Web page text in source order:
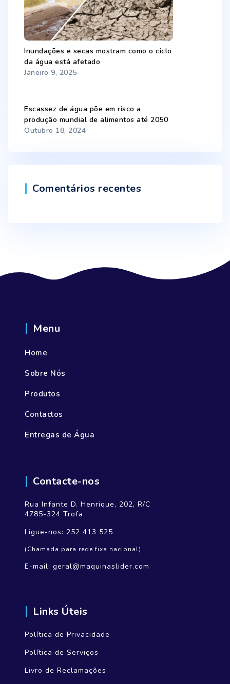
Inundações e secas mostram como o ciclo
da água está afetado
Janeiro 9, 2025
Escassez de água põe em risco a
produção mundial de alimentos até 2050
Outubro 18, 2024
Comentários recentes
Menu
Home
Sobre Nós
Produtos
Contactos
Entregas de Água
Contacte-nos
Rua Infante D. Henrique, 202, R/C
4785-324 Trofa
Ligue-nos: 252 413 525
(Chamada para rede fixa nacional)
E-mail: geral@maquinaslider.com
Links Úteis
Política de Privacidade
Política de Serviços
Livro de Reclamações